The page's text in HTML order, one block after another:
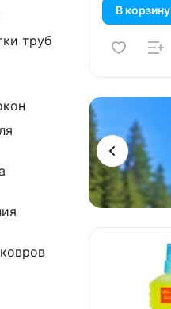
В корзину
труб